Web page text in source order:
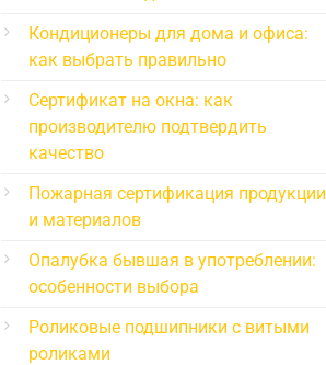
Кондиционеры для дома и офиса:
как выбрать правильно
Сертификат на окна: как
производителю подтвердить
качество
Пожарная сертификация продукции
и материалов
Опалубка бывшая в употреблении:
особенности выбора
Роликовые подшипники с витыми
роликами